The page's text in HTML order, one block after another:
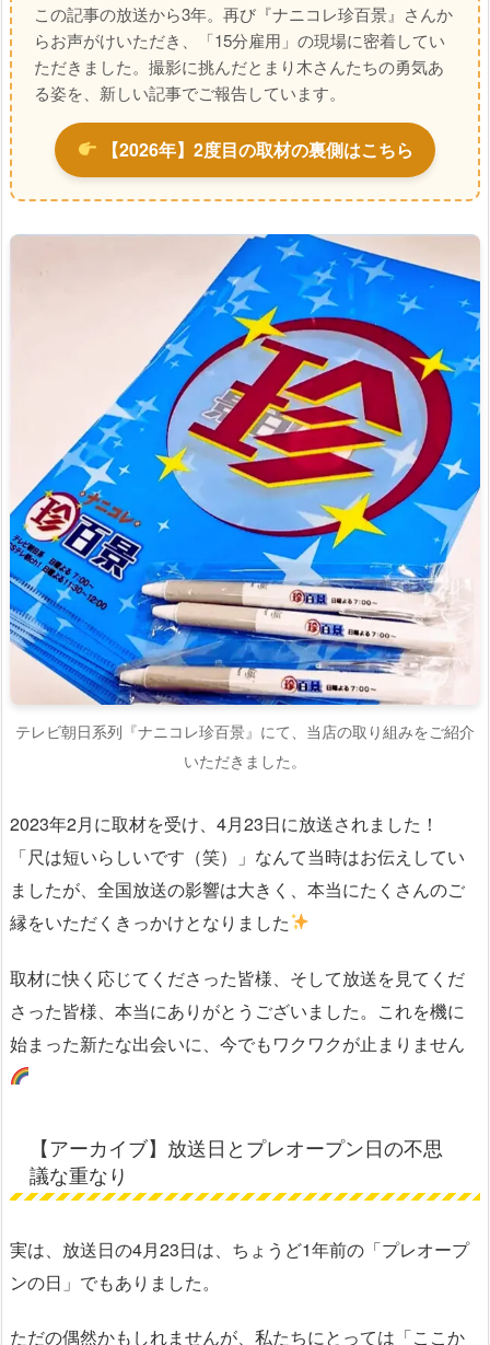
この記事の放送から3年。再び『ナニコレ珍百景』さんか
らお声がけいただき、「15分雇用」の現場に密着してい
ただきました。撮影に挑んだとまり木さんたちの勇気あ
る姿を、新しい記事でご報告しています。
【2026年】2度目の取材の裏側はこちら
テレビ朝日系列『ナニコレ珍百景』にて、当店の取り組みをご紹介
いただきました。
2023年2月に取材を受け、4月23日に放送されました！
「尺は短いらしいです（笑）」なんて当時はお伝えしてい
ましたが、全国放送の影響は大きく、本当にたくさんのご
縁をいただくきっかけとなりました
取材に快く応じてくださった皆様、そして放送を見てくだ
さった皆様、本当にありがとうございました。これを機に
始まった新たな出会いに、今でもワクワクが止まりません
【アーカイブ】放送日とプレオープン日の不思
議な重なり
実は、放送日の4月23日は、ちょうど1年前の「プレオープ
ンの日」でもありました。
ただの偶然かもしれませんが、私たちにとっては「ここか